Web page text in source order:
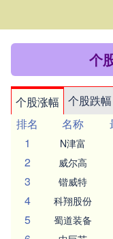
个
个股涨幅 个股跌幅
排名
名称
1
N津富
2 威尔高
3 锴威特
4 科翔股份
5 蜀道装备